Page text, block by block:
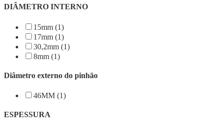
DIÂMETRO INTERNO
15mm (1)
17mm (1)
30,2mm (1)
8mm (1)
Diâmetro externo do pinhão
46MM (1)
ESPESSURA